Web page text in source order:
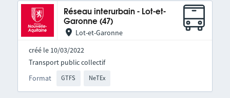
Réseau interurbain - Lot-et-
Garonne (47)
Lot-et-Garonne
créé le 10/03/2022
Format GTFS NeTEx
Transport public collectif